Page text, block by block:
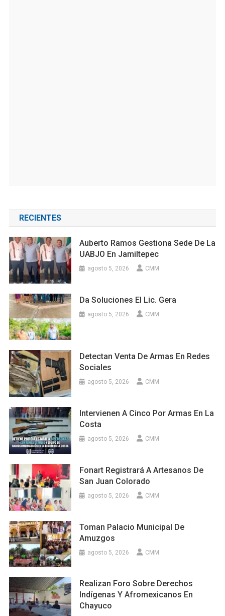
RECIENTES
Auberto Ramos Gestiona Sede De La
UABJO En Jamiltepec
agosto 5, 2026 CMM
Da Soluciones El Lic. Gera
agosto 5, 2026 CMM
Detectan Venta De Armas En Redes
Sociales
agosto 5, 2026 CMM
Intervienen A Cinco Por Armas En La
Costa
agosto 5, 2026 CMM
Fonart Registrará A Artesanos De
San Juan Colorado
agosto 5, 2026 CMM
Toman Palacio Municipal De
Amuzgos
agosto 5, 2026 CMM
Realizan Foro Sobre Derechos
Indígenas Y Afromexicanos En
Chayuco